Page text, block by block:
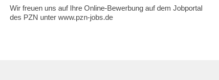
Wir freuen uns auf Ihre Online-Bewerbung auf dem Jobportal
des PZN unter www.pzn-jobs.de